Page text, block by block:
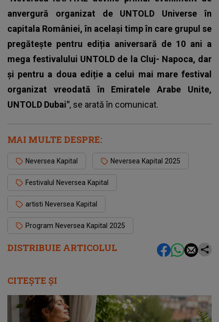
DISTRIBUIE ARTICOLUL
anvergură organizat de UNTOLD Universe în
capitala României, în același timp în care grupul se
pregătește pentru ediția aniversară de 10 ani a
mega festivalului UNTOLD de la Cluj- Napoca, dar
și pentru a doua ediție a celui mai mare festival
organizat vreodată în Emiratele Arabe Unite,
UNTOLD Dubai", se arată în comunicat.
MAI MULTE DESPRE:
Neversea Kapital Neversea Kapital 2025
Festivalul Neversea Kapital
artisti Neversea Kapital
Program Neversea Kapital 2025
CITEȘTE ȘI